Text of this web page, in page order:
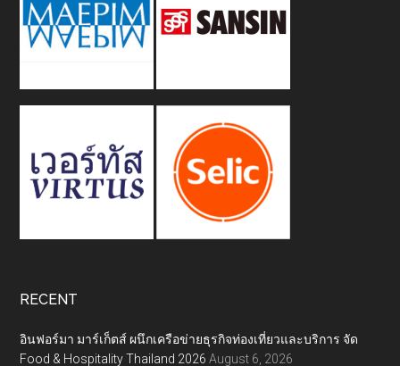
RECENT
อินฟอร์มา มาร์เก็ตส์ ผนึกเครือข่ายธุรกิจท่องเที่ยวและบริการ จัด
Food & Hospitality Thailand 2026 August 6, 2026